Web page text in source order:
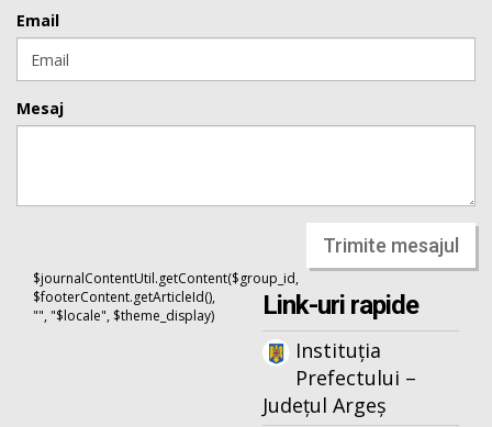
Email
Mesaj
Trimite mesajul
$journalContentUtil.getContent($group_id,
$footerContent.getArticleId(),
"", "$locale", $theme_display)
Link-uri rapide
Instituția
Prefectului –
Județul Argeș